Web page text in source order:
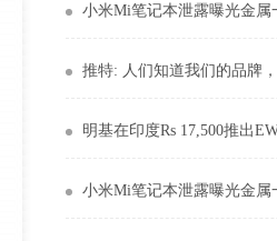
小米Mi笔记本泄露曝光金属
小米Mi笔记本泄露曝光金属